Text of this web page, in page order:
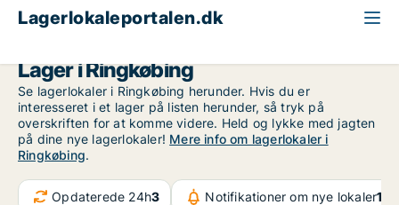
Lagerlokaleportalen.dk
Lager i Ringkøbing
Se lagerlokaler i Ringkøbing herunder. Hvis du er
interesseret i et lager på listen herunder, så tryk på
overskriften for at komme videre. Held og lykke med jagten
på dine nye lagerlokaler! Mere info om lagerlokaler i
Ringkøbing.
Opdaterede 24h3 Notifikationer om nye lokaler107